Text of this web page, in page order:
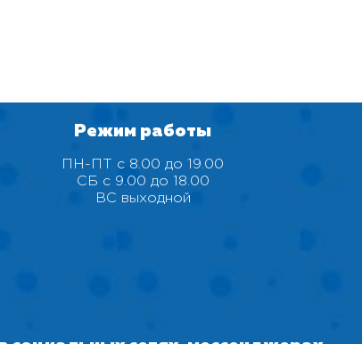
Режим работы
ПН-ПТ с 8.00 до 19.00
СБ с 9.00 до 18.00
ВС выходной